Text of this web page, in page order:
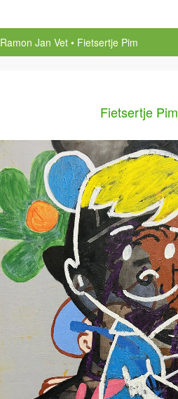
Ramon Jan Vet Fietsertje Pim
Fietsertje Pim